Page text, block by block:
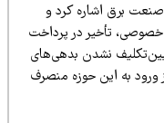
اشاره کرد و
تأخیر در پرداخت
نشدن بدهی‌های
به این حوزه منصرف